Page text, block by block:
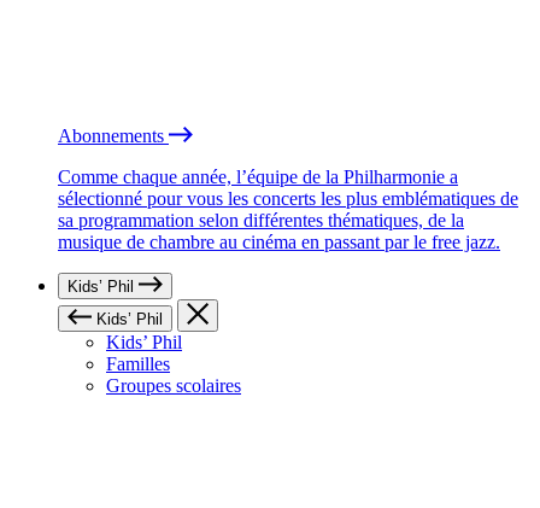
Abonnements
Comme chaque année, l’équipe de la Philharmonie a
sélectionné pour vous les concerts les plus emblématiques de
sa programmation selon différentes thématiques, de la
musique de chambre au cinéma en passant par le free jazz.
Kids’ Phil
Kids’ Phil
Kids’ Phil
Familles
Groupes scolaires